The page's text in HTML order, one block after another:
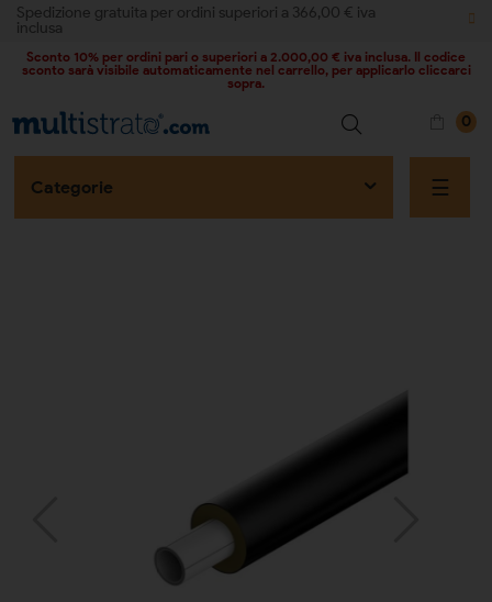
Spedizione gratuita per ordini superiori a 366,00 € iva
inclusa
Sconto 10% per ordini pari o superiori a 2.000,00 € iva inclusa. Il codice
sconto sarà visibile automaticamente nel carrello, per applicarlo cliccarci
sopra.
0
Categorie ☰